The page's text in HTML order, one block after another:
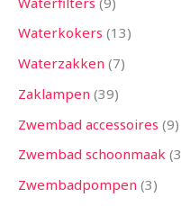
Waterkokers 13
Waterzakken 7
Zaklampen 39
Zwembad accessoires 9
Zwembad schoonmaak 3
Zwembadpompen 3